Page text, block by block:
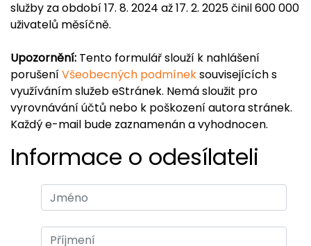
služby za období 17. 8. 2024 až 17. 2. 2025 činil 600 000
uživatelů měsíčně.
Upozornění: Tento formulář slouží k nahlášení
porušeníVšeobecných podmíneksouvisejících s
využíváním služeb eStránek. Nemá sloužit pro
vyrovnávání účtů nebo k poškození autora stránek.
Každý e-mail bude zaznamenán a vyhodnocen.
Informace o odesílateli